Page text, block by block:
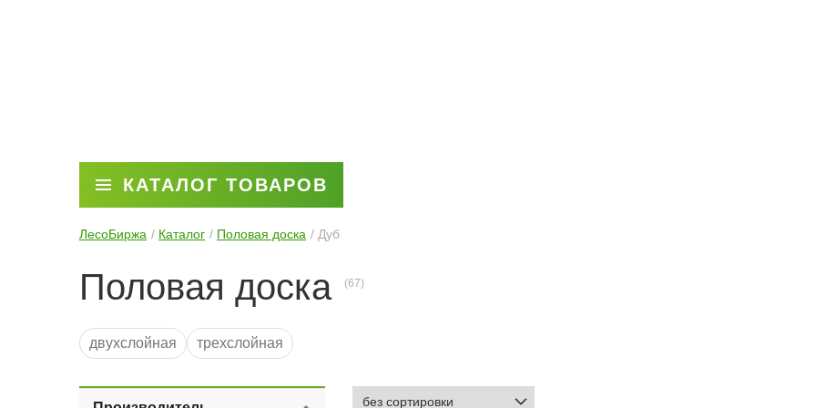
КАТАЛОГ ТОВАРОВ
ЛесоБиржа Каталог Половая доска Дуб
Половая доска
двухслойная трехслойная